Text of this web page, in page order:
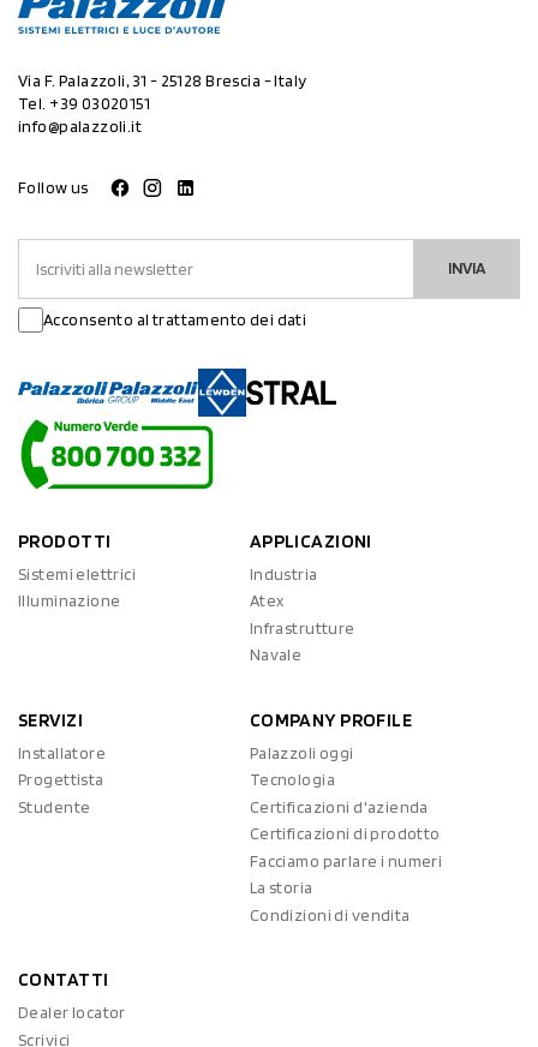
Via F. Palazzoli, 31 - 25128 Brescia - Italy
Tel. +39 03020151
info@palazzoli.it
Follow us
INVIA
Acconsento al trattamento dei dati
PRODOTTI
Sistemi elettrici
Illuminazione
APPLICAZIONI
Industria
Atex
Infrastrutture
Navale
SERVIZI
Installatore
Progettista
Studente
COMPANY PROFILE
Palazzoli oggi
Tecnologia
Certificazioni d'azienda
Certificazioni di prodotto
Facciamo parlare i numeri
La storia
Condizioni di vendita
CONTATTI
Dealer locator
Scrivici